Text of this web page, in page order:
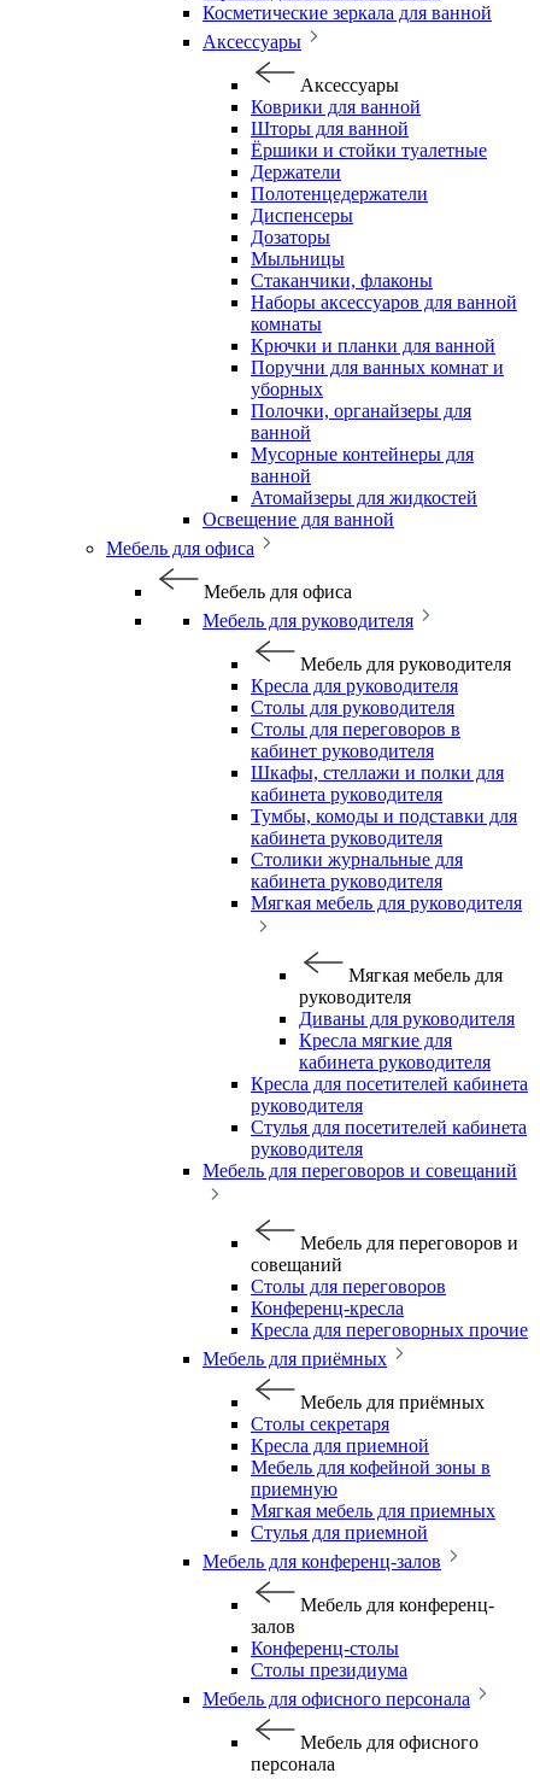
Косметические зеркала для ванной
Аксессуары
Аксессуары
Коврики для ванной
Шторы для ванной
Ёршики и стойки туалетные
Держатели
Полотенцедержатели
Диспенсеры
Дозаторы
Мыльницы
Стаканчики, флаконы
Наборы аксессуаров для ванной
комнаты
Крючки и планки для ванной
Поручни для ванных комнат и
уборных
Полочки, органайзеры для
ванной
Мусорные контейнеры для
ванной
Атомайзеры для жидкостей
Освещение для ванной
Мебель для офиса
Мебель для офиса
Мебель для руководителя
Мебель для руководителя
Кресла для руководителя
Столы для руководителя
Столы для переговоров в
кабинет руководителя
Шкафы, стеллажи и полки для
кабинета руководителя
Тумбы, комоды и подставки для
кабинета руководителя
Столики журнальные для
кабинета руководителя
Мягкая мебель для руководителя
Мягкая мебель для
руководителя
Диваны для руководителя
Кресла мягкие для
кабинета руководителя
Кресла для посетителей кабинета
руководителя
Стулья для посетителей кабинета
руководителя
Мебель для переговоров и совещаний
Мебель для переговоров и
совещаний
Столы для переговоров
Конференц-кресла
Кресла для переговорных прочие
Мебель для приёмных
Мебель для приёмных
Столы секретаря
Кресла для приемной
Мебель для кофейной зоны в
приемную
Мягкая мебель для приемных
Стулья для приемной
Мебель для конференц-залов
Мебель для конференц-
залов
Конференц-столы
Столы президиума
Мебель для офисного персонала
Мебель для офисного
персонала